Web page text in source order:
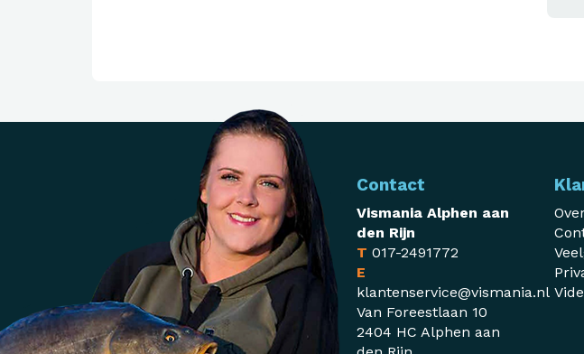
Contact
Vismania Alphen aan
den Rijn
T 017-2491772
E
klantenservice@vismania.nl
Van Foreestlaan 10
2404 HC Alphen aan